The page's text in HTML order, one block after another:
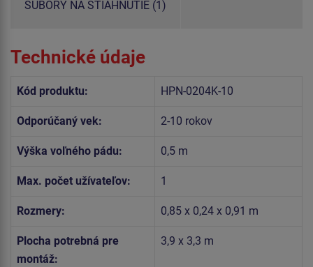
SÚBORY NA STIAHNUTIE (1)
Technické údaje
Kód produktu: HPN-0204K-10
Odporúčaný vek: 2-10 rokov
Výška voľného pádu: 0,5 m
Max. počet užívateľov: 1
Rozmery: 0,85 x 0,24 x 0,91 m
Plocha potrebná pre
montáž:
3,9 x 3,3 m